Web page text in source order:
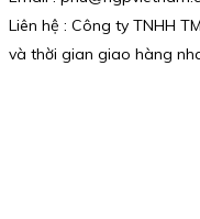
Liên hệ : Công ty TNHH
và thời gian giao hàng